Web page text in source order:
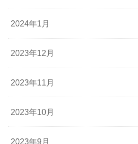
2024年1月
2023年12月
2023年11月
2023年10月
2023年9月